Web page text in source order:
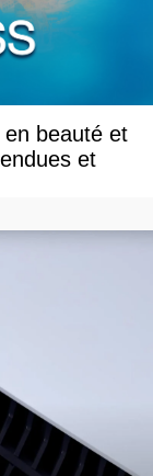
beauté et
et